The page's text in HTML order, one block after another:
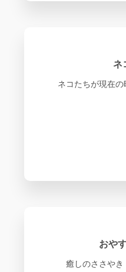
ネ
ネコたちが現在
おや
癒しのささやき